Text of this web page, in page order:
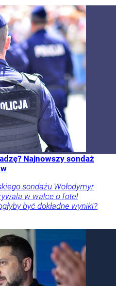
Najnowszy sondaż
sondażu Wołodymyr
w walce o fotel
być dokładne wyniki?